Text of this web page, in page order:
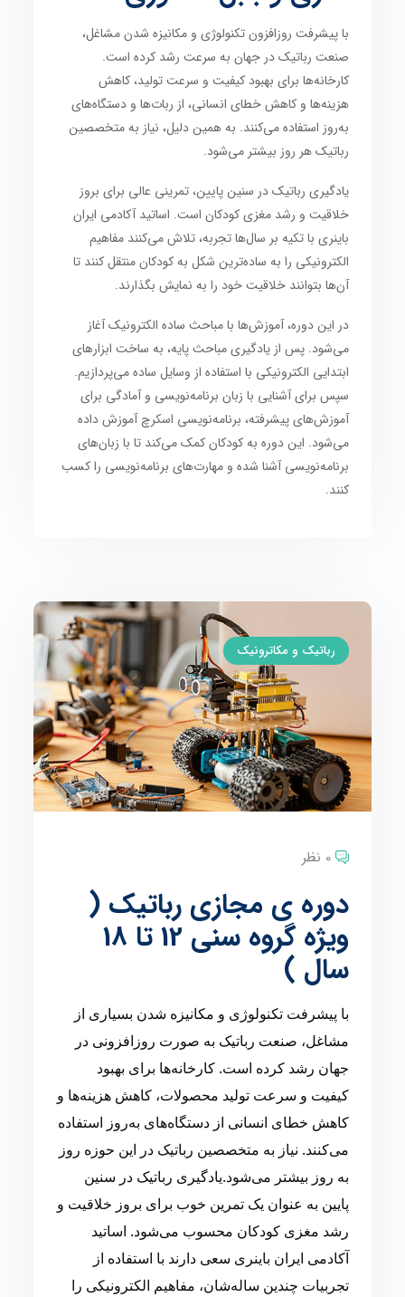
با پیشرفت روزافزونتکنولوژی ومکانیزه شدن مشاغل،
صنعت رباتیکدر جهان به سرعت رشد کرده است.
کارخانه‌ها برای بهبود کیفیت و سرعت تولید،کاهش
هزینه‌ها وکاهش خطای انسانی، از ربات‌ها ودستگاه‌های
به‌روز استفاده می‌کنند. به همین دلیل، نیاز به متخصصین
رباتیکهر روز بیشتر می‌شود.
یادگیری رباتیک در سنین پایین، تمرینی عالی برای بروز
خلاقیت و رشد مغزی کودکان است. اساتیدآکادمی ایران
باینری با تکیه بر سال‌ها تجربه، تلاش می‌کنندمفاهیم
الکترونیکی را به ساده‌ترین شکل بهکودکانمنتقل کنند تا
آن‌ها بتوانندخلاقیتخود را به نمایش بگذارند.
در این دوره، آموزش‌ها بامباحث ساده الکترونیکآغاز
می‌شود. پس از یادگیریمباحث پایه، به ساخت ابزارهای
ابتدایی الکترونیکی با استفاده از وسایل ساده می‌پردازیم.
سپس برای آشنایی با زبان برنامه‌نویسی و آمادگی برای
آموزش‌های پیشرفته، برنامه‌نویسی اسکرچآموزش داده
می‌شود. این دوره بهکودکانکمک می‌کند تا با زبان‌های
برنامه‌نویسیآشنا شده ومهارت‌های برنامه‌نویسی را کسب
کنند.
رباتیک و مکاترونیک
0 نظر
دوره ی مجازی رباتیک (
ویژه گروه سنی 12 تا 18
سال )
با پیشرفت تکنولوژی و مکانیزه شدن بسیاری از
مشاغل، صنعت رباتیک به صورت روزافزونی در
جهان رشد کرده است. کارخانه‌ها برای بهبود
کیفیت و سرعت تولید محصولات، کاهش هزینه‌ها و
کاهش خطای انسانی از دستگاه‌های به‌روز استفاده
می‌کنند. نیاز به متخصصین رباتیک در این حوزه روز
به روز بیشتر می‌شود.یادگیری رباتیک در سنین
پایین به عنوان یک تمرین خوب برای بروز خلاقیت و
رشد مغزی کودکان محسوب می‌شود. اساتید
آکادمی ایران باینری سعی دارند با استفاده از
تجربیات چندین ساله‌شان، مفاهیم الکترونیکی را